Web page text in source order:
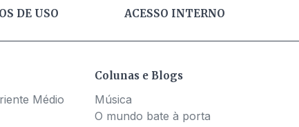
DE USO ACESSO INTERNO
Médio
Colunas e Blogs
Música
O mundo bate à porta